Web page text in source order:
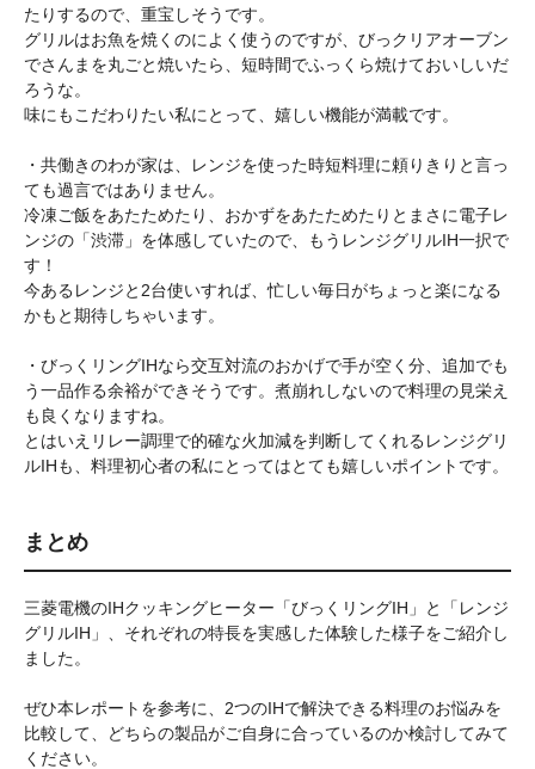
たりするので、重宝しそうです。
グリルはお魚を焼くのによく使うのですが、びっクリアオーブン
でさんまを丸ごと焼いたら、短時間でふっくら焼けておいしいだ
ろうな。
味にもこだわりたい私にとって、嬉しい機能が満載です。
・共働きのわが家は、レンジを使った時短料理に頼りきりと言っ
ても過言ではありません。
冷凍ご飯をあたためたり、おかずをあたためたりとまさに電子レ
ンジの「渋滞」を体感していたので、もうレンジグリルIH一択で
す！
今あるレンジと2台使いすれば、忙しい毎日がちょっと楽になる
かもと期待しちゃいます。
・びっくリングIHなら交互対流のおかげで手が空く分、追加でも
う一品作る余裕ができそうです。煮崩れしないので料理の見栄え
も良くなりますね。
とはいえリレー調理で的確な火加減を判断してくれるレンジグリ
ルIHも、料理初心者の私にとってはとても嬉しいポイントです。
まとめ
三菱電機のIHクッキングヒーター「びっくリングIH」と「レンジ
グリルIH」、それぞれの特長を実感した体験した様子をご紹介し
ました。
ぜひ本レポートを参考に、2つのIHで解決できる料理のお悩みを
比較して、どちらの製品がご自身に合っているのか検討してみて
ください。